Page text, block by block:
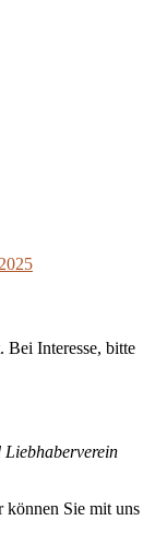
Bei Interesse, bitte
Liebhaberverein
können Sie mit uns